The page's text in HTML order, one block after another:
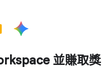
並賺取獎